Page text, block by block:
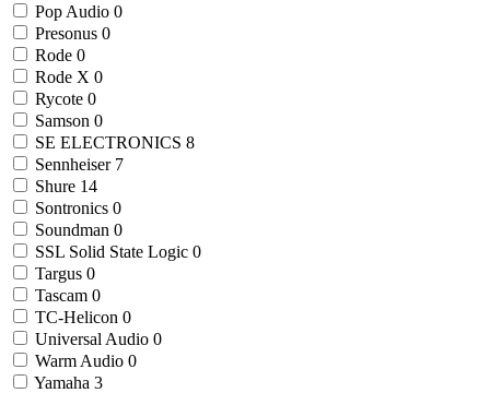
Pop Audio 0
Presonus 0
Rode 0
Rode X 0
Rycote 0
Samson 0
SE ELECTRONICS 8
Sennheiser 7
Shure 14
Sontronics 0
Soundman 0
SSL Solid State Logic 0
Targus 0
Tascam 0
TC-Helicon 0
Universal Audio 0
Warm Audio 0
Yamaha 3